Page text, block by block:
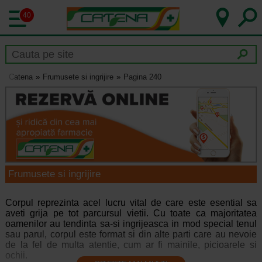
40
Catena Frumusete si ingrijire Pagina 240
Frumusete si ingrijire
Corpul reprezinta acel lucru vital de care este esential sa
aveti grija pe tot parcursul vietii. Cu toate ca majoritatea
oamenilor au tendinta sa-si ingrijeasca in mod special tenul
sau parul, corpul este format si din alte parti care au nevoie
de la fel de multa atentie, cum ar fi mainile, picioarele si
ochii.